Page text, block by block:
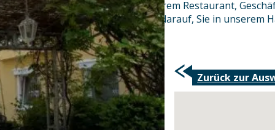
willkommen, ob als Gast in unserem Restaurant,
oder Wanderer und freuen uns darauf, Sie in unserem
Zurück zur